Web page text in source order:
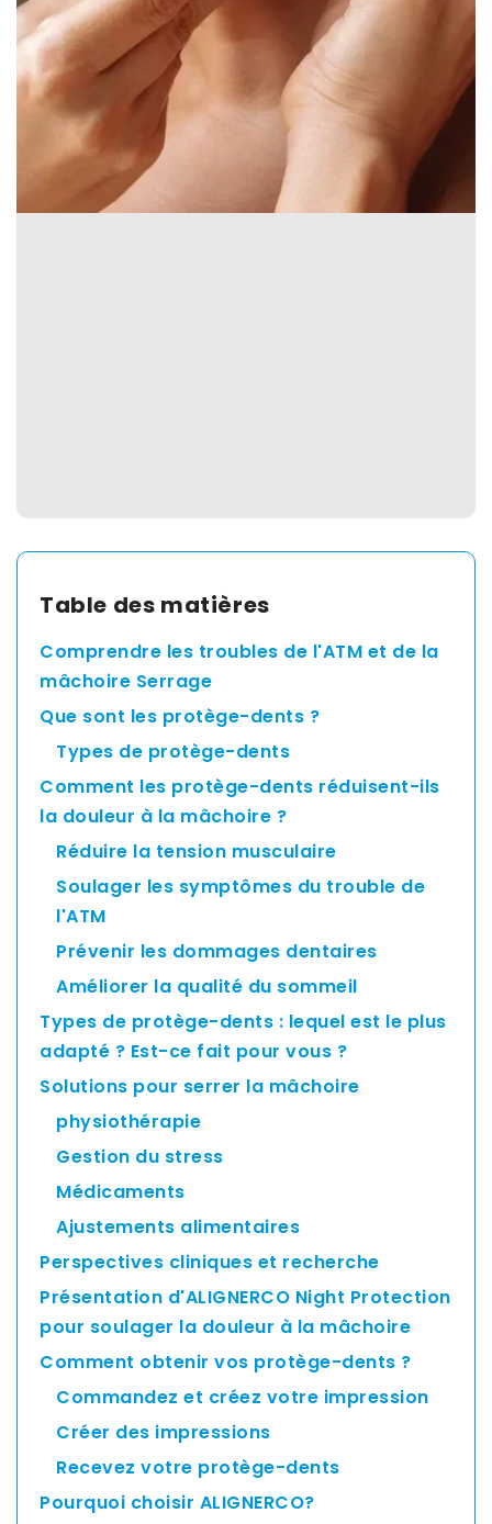
Portugal
Portuguese
Spain
English
Asia
Pacific
Australia
New
Zealand
Malaysia
Table des matières
Comprendre les troubles de l'ATM et de la
mâchoire Serrage
Que sont les protège-dents ?
Types de protège-dents
Comment les protège-dents réduisent-ils
la douleur à la mâchoire ?
Réduire la tension musculaire
Soulager les symptômes du trouble de
l'ATM
Prévenir les dommages dentaires
Améliorer la qualité du sommeil
Types de protège-dents : lequel est le plus
adapté ? Est-ce fait pour vous ?
Solutions pour serrer la mâchoire
physiothérapie
Gestion du stress
Médicaments
Ajustements alimentaires
Perspectives cliniques et recherche
Présentation d'ALIGNERCO Night Protection
pour soulager la douleur à la mâchoire
Comment obtenir vos protège-dents ?
Commandez et créez votre impression
Créer des impressions
Recevez votre protège-dents
Pourquoi choisir ALIGNERCO?